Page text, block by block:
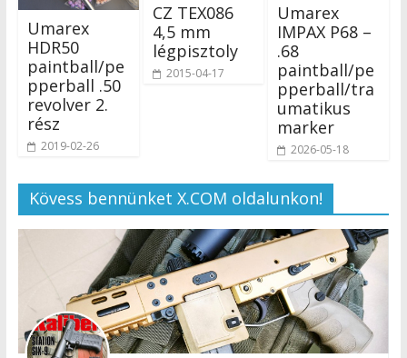
Umarex
HDR50
paintball/pe
pperball .50
revolver 2.
rész
2019-02-26
CZ TEX086
4,5 mm
légpisztoly
2015-04-17
Umarex
IMPAX P68 –
.68
paintball/pe
pperball/tra
umatikus
marker
2026-05-18
Kövess bennünket X.COM oldalunkon!